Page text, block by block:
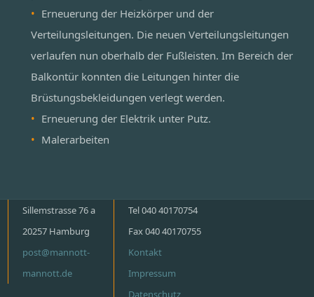
Erneuerung der Heizkörper und der
Verteilungsleitungen. Die neuen Verteilungsleitungen
verlaufen nun oberhalb der Fußleisten. Im Bereich der
Balkontür konnten die Leitungen hinter die
Brüstungsbekleidungen verlegt werden.
Erneuerung der Elektrik unter Putz.
Malerarbeiten
Sillemstrasse 76 a
20257 Hamburg
post@mannott-
mannott.de
Tel 040 40170754
Fax 040 40170755
Kontakt
Impressum
Datenschutz